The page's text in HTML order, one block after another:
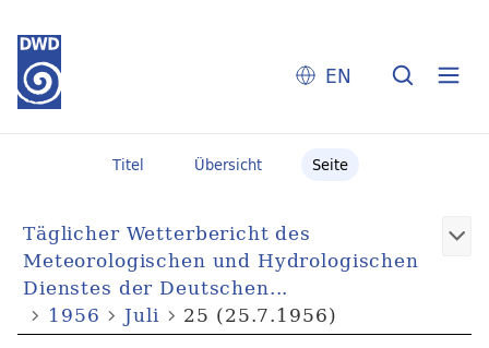
EN
Titel Übersicht Seite
Täglicher Wetterbericht des
Meteorologischen und Hydrologischen
Dienstes der Deutschen...
1956
Juli 25 (25.7.1956)